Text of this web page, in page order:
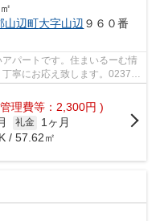
山辺町大字山辺 ９６０番
パートです。住まいるーむ情
寧にお応え致します。0237-
理費等：2,300円 )
礼金
1ヶ月
/ 57.62㎡